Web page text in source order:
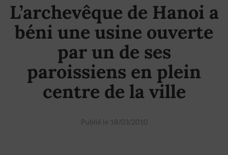
L’archevêque de Hanoi a
béni une usine ouverte
par un de ses
paroissiens en plein
centre de la ville
Publié le 18/03/2010